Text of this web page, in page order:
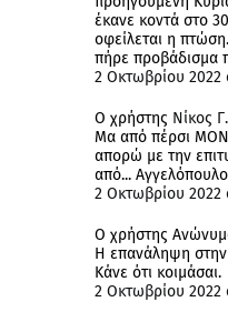
έκανε κοντά στο
οφείλεται η
πήρε προβάδισμα
2 Οκτωβρίου 2022
Ο χρήστης Νίκος Γ.
Mα από πέρσι
απορώ με την
από...
2 Οκτωβρίου 2022
Ο χρήστης
Η επανάληψη στην
Κάνε ότι κοιμάσαι.
2 Οκτωβρίου 2022